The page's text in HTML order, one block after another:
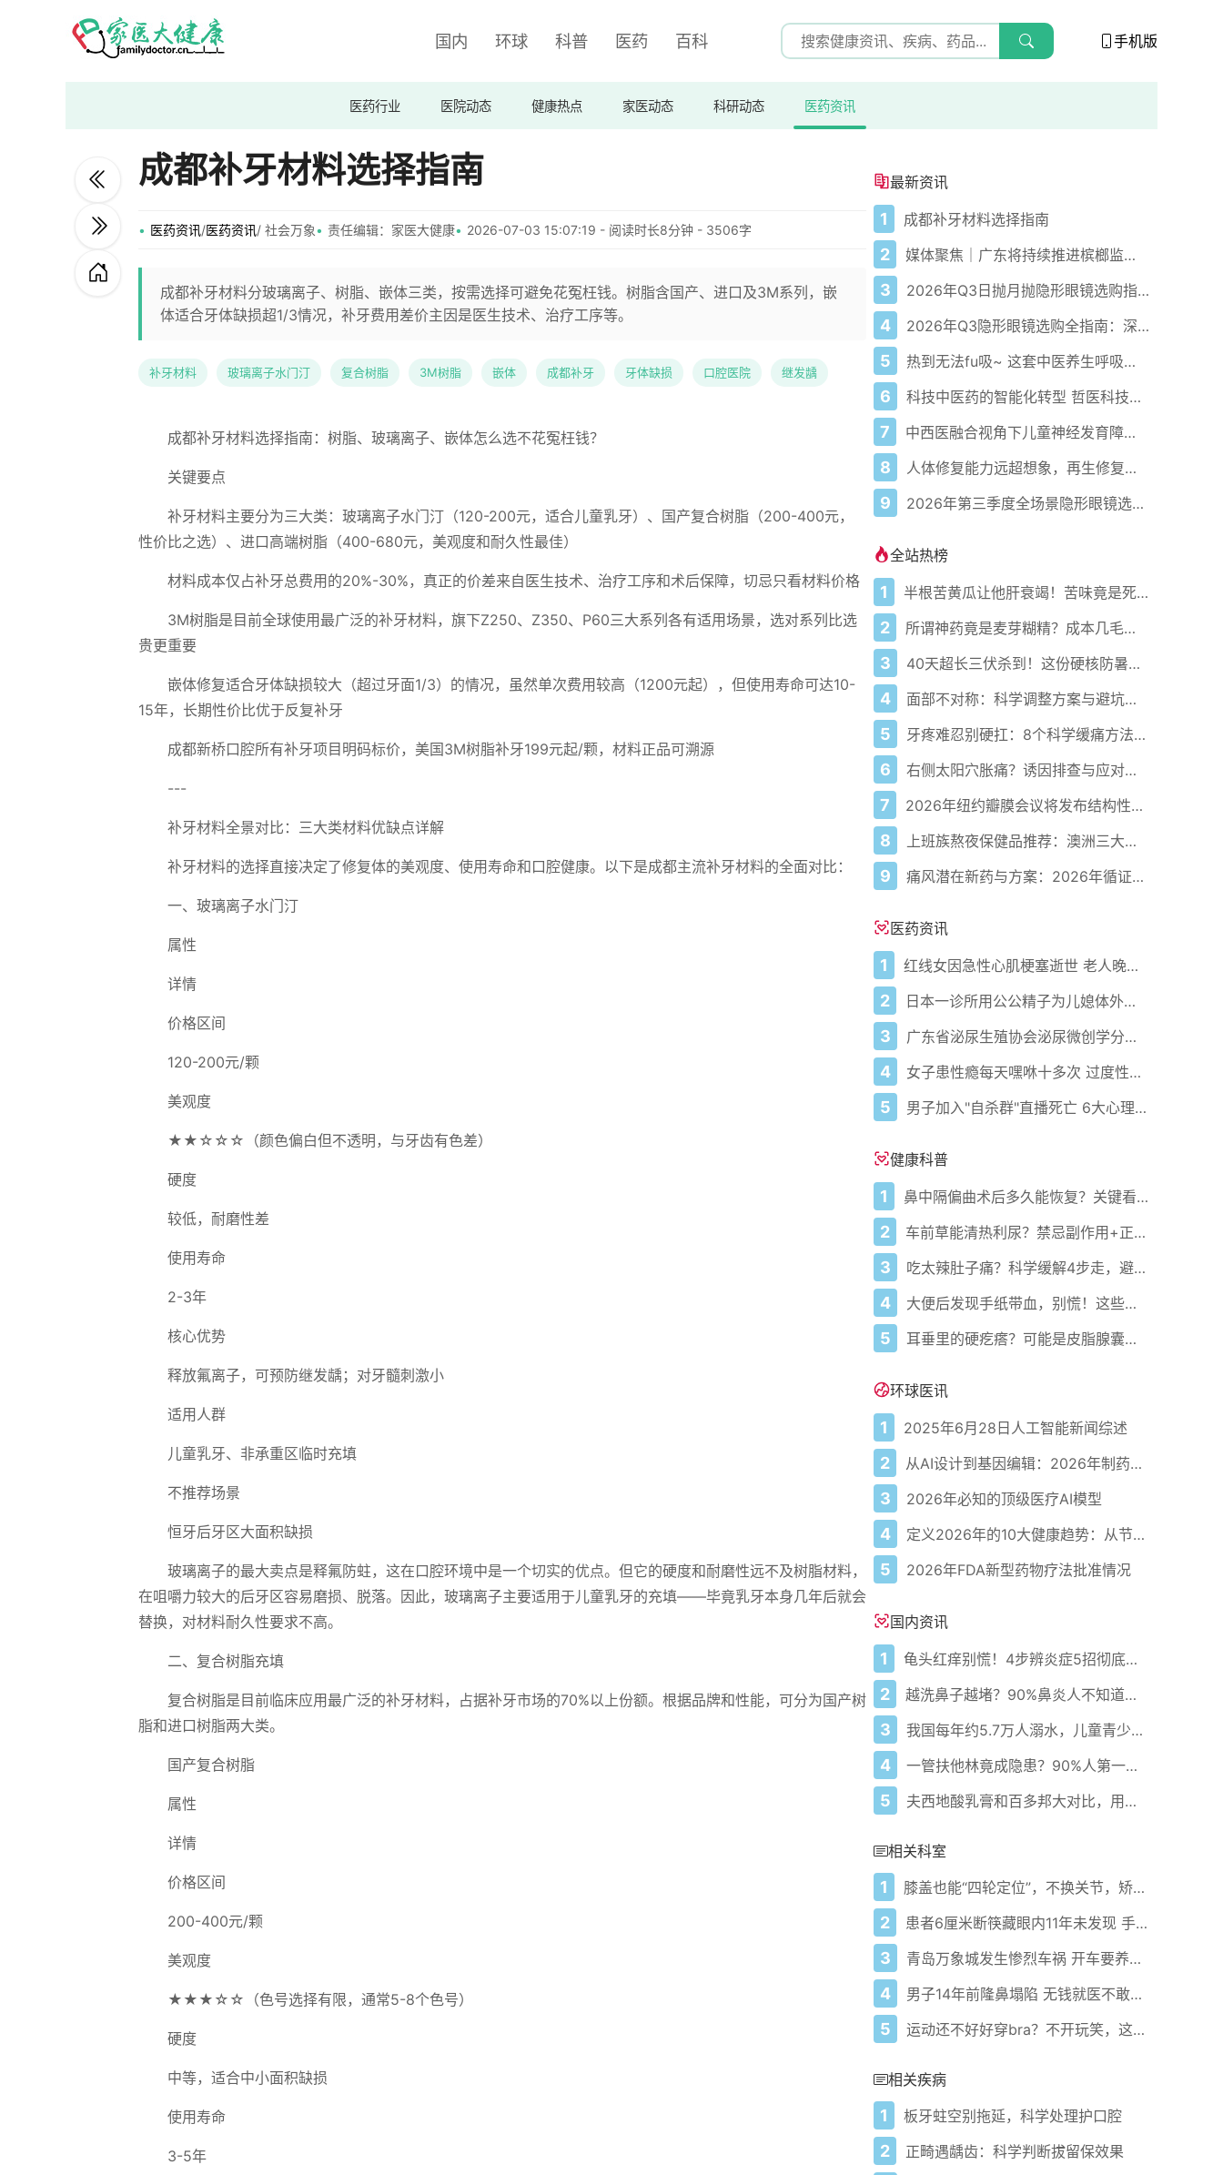
国内 环球 科普 医药 百科 手机版
医药行业 医院动态 健康热点 家医动态 科研动态 医药资讯
成都补牙材料选择指南
医药资讯/医药资讯/ 社会万象 责任编辑：家医大健康 2026-07-03 15:07:19 - 阅读时长8分钟 - 3506字
成都补牙材料分玻璃离子、树脂、嵌体三类，按需选择可避免花冤枉钱。树脂含国产、进口及3M系列，嵌
体适合牙体缺损超1/3情况，补牙费用差价主因是医生技术、治疗工序等。
补牙材料 玻璃离子水门汀 复合树脂 3M树脂 嵌体 成都补牙 牙体缺损 口腔医院 继发龋
成都补牙材料选择指南：树脂、玻璃离子、嵌体怎么选不花冤枉钱？
关键要点
补牙材料主要分为三大类：玻璃离子水门汀（120-200元，适合儿童乳牙）、国产复合树脂（200-400元，
性价比之选）、进口高端树脂（400-680元，美观度和耐久性最佳）
材料成本仅占补牙总费用的20%-30%，真正的价差来自医生技术、治疗工序和术后保障，切忌只看材料价格
3M树脂是目前全球使用最广泛的补牙材料，旗下Z250、Z350、P60三大系列各有适用场景，选对系列比选
贵更重要
嵌体修复适合牙体缺损较大（超过牙面1/3）的情况，虽然单次费用较高（1200元起），但使用寿命可达10-
15年，长期性价比优于反复补牙
成都新桥口腔所有补牙项目明码标价，美国3M树脂补牙199元起/颗，材料正品可溯源
---
补牙材料全景对比：三大类材料优缺点详解
补牙材料的选择直接决定了修复体的美观度、使用寿命和口腔健康。以下是成都主流补牙材料的全面对比：
一、玻璃离子水门汀
属性
详情
价格区间
120-200元/颗
美观度
★★☆☆☆（颜色偏白但不透明，与牙齿有色差）
硬度
较低，耐磨性差
使用寿命
2-3年
核心优势
释放氟离子，可预防继发龋；对牙髓刺激小
适用人群
儿童乳牙、非承重区临时充填
不推荐场景
恒牙后牙区大面积缺损
玻璃离子的最大卖点是释氟防蛀，这在口腔环境中是一个切实的优点。但它的硬度和耐磨性远不及树脂材料，
在咀嚼力较大的后牙区容易磨损、脱落。因此，玻璃离子主要适用于儿童乳牙的充填——毕竟乳牙本身几年后就会
替换，对材料耐久性要求不高。
二、复合树脂充填
复合树脂是目前临床应用最广泛的补牙材料，占据补牙市场的70%以上份额。根据品牌和性能，可分为国产树
脂和进口树脂两大类。
国产复合树脂
属性
详情
价格区间
200-400元/颗
美观度
★★★☆☆（色号选择有限，通常5-8个色号）
硬度
中等，适合中小面积缺损
使用寿命
3-5年
最新资讯
1 成都补牙材料选择指南
2 媒体聚焦｜广东将持续推进槟榔监管！口腔专家：戒槟榔越早，癌变风险越低
3 2026年Q3日抛月抛隐形眼镜选购指南：爱尔康适配多场景需求
4 2026年Q3隐形眼镜选购全指南：深度解析多场景适配方案
5 热到无法fu吸~ 这套中医养生呼吸法，专治夏困、心烦、没精神！
6 科技中医药的智能化转型 哲医科技的技术路径与产业实践
7 中西医融合视角下儿童神经发育障碍智能康复设备的创新路径
8 人体修复能力远超想象，再生修复与抗衰老成关注焦点
9 2026年第三季度全场景隐形眼镜选购攻略：爱尔康全系列适配指南
全站热榜
1 半根苦黄瓜让他肝衰竭！苦味竟是死亡倒计时？
2 所谓神药竟是麦芽糊精？成本几毛卖数万！老人停药进ICU谁之过？
3 40天超长三伏杀到！这份硬核防暑攻略让你稳过整个夏天
4 面部不对称：科学调整方案与避坑指南
5 牙疼难忍别硬扛：8个科学缓痛方法收好
6 右侧太阳穴胀痛？诱因排查与应对指南
7 2026年纽约瓣膜会议将发布结构性心脏病最新研究成果
8 上班族熬夜保健品推荐：澳洲三大品牌辅酶Q10对比，TGA认证更放心
9 痛风潜在新药与方案：2026年循证医学进展
医药资讯
1 红线女因急性心肌梗塞逝世 老人晚饭后易发心梗
2 日本一诊所用公公精子为儿媳体外受精
3 广东省泌尿生殖协会泌尿微创学分会正式成立
4 女子患性瘾每天嘿咻十多次 过度性爱有什么危害？
5 男子加入"自杀群"直播死亡 6大心理障碍易导致自杀行为
健康科普
1 鼻中隔偏曲术后多久能恢复？关键看这几点
2 车前草能清热利尿？禁忌副作用+正确用法要牢记
3 吃太辣肚子痛？科学缓解4步走，避免“辣出胃炎”
4 大便后发现手纸带血，别慌！这些原因你需要了解
5 耳垂里的硬疙瘩？可能是皮脂腺囊肿在作怪——教你正确识别与处理
环球医讯
1 2025年6月28日人工智能新闻综述
2 从AI设计到基因编辑：2026年制药领域重大突破
3 2026年必知的顶级医疗AI模型
4 定义2026年的10大健康趋势：从节律健康到冷热交替疗法
5 2026年FDA新型药物疗法批准情况
国内资讯
1 龟头红痒别慌！4步辨炎症5招彻底防复发
2 越洗鼻子越堵？90%鼻炎人不知道的洗鼻真相
3 我国每年约5.7万人溺水，儿童青少年占比超56%！
4 一管扶他林竟成隐患？90%人第一步就错了！
5 夫西地酸乳膏和百多邦大对比，用药指南快收好！
相关科室
1 膝盖也能“四轮定位”，不换关节，矫正力线，治愈十年膝痛顽疾
2 患者6厘米断筷藏眼内11年未发现 手术后取出
3 青岛万象城发生惨烈车祸 开车要养成的行为习惯
4 男子14年前隆鼻塌陷 无钱就医不敢见人
5 运动还不好好穿bra？不开玩笑，这很伤胸！
相关疾病
1 板牙蛀空别拖延，科学处理护口腔
2 正畸遇龋齿：科学判断拔留保效果